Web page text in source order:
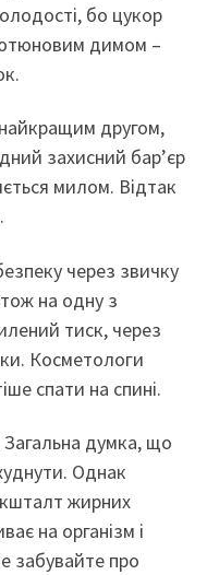
бо цукор
димом –
другом,
захисний бар’єр
милом. Відтак
через звичку
на одну з
тиск, через
Косметологи
спати на спині.
Загальна думка, що
Однак
кшталт жирних
на організм і
забувайте про